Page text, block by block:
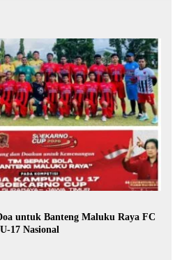
untuk Banteng Maluku Raya FC
17 Nasional